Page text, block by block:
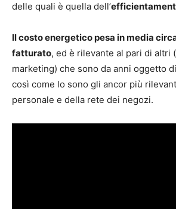
delle quali è quella dell’
Il costo energetico pesa in media circa
fatturato, ed è rilevante al pari di altri
marketing) che sono da anni oggetto
così come lo sono gli ancor più
personale e della rete dei negozi.